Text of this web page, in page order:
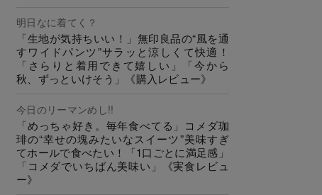
明日なに着てく？
「生地が気持ちいい！」無印良品の“風を通
すワイドパンツ”サラッと涼しくて快適！
「さらりと着用できて嬉しい」「今から
秋、ずっといけそう」《購入レビュー》
今日のリーマンめし!!
「めっちゃ好き。毎年食べてる」コメダ珈
琲の“幸せの塊みたいなスイーツ”美味すぎ
てホールで食べたい！「1口ごとに満足感」
「コメダでいちばん美味い」《実食レビュ
ー》